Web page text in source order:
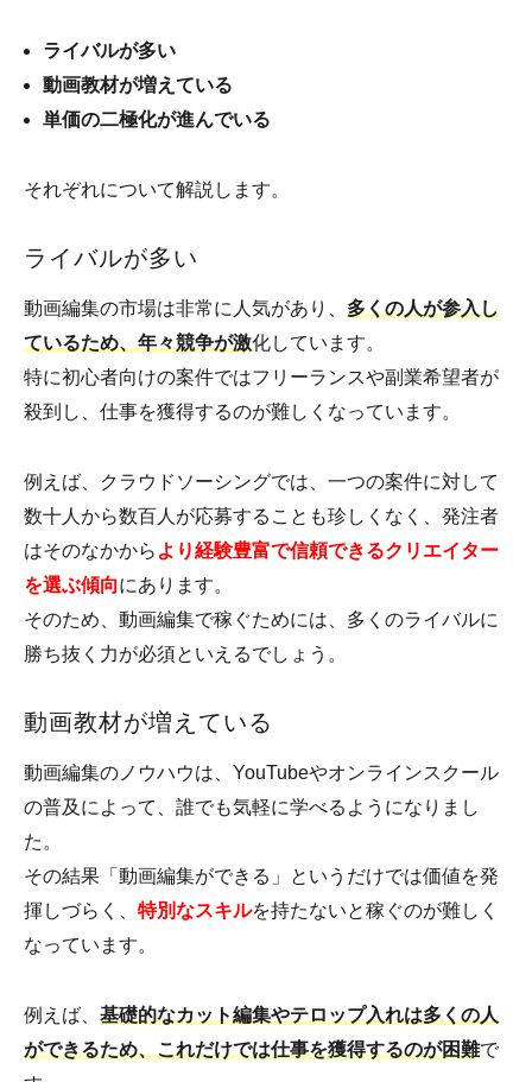
ライバルが多い
動画教材が増えている
単価の二極化が進んでいる
それぞれについて解説します。
ライバルが多い
動画編集の市場は非常に人気があり、 多くの人が参入し
ているため、年々競争が激化しています。
特に初心者向けの案件ではフリーランスや副業希望者が
殺到し、仕事を獲得するのが難しくなっています。
例えば、クラウドソーシングでは、一つの案件に対して
数十人から数百人が応募することも珍しくなく、発注者
はそのなかから より経験豊富で信頼できるクリエイター
を選ぶ傾向にあります。
そのため、動画編集で稼ぐためには、多くのライバルに
勝ち抜く力が必須といえるでしょう。
動画教材が増えている
動画編集のノウハウは、YouTubeやオンラインスクール
の普及によって、誰でも気軽に学べるようになりまし
た。
その結果「動画編集ができる」というだけでは価値を発
揮しづらく、 特別なスキルを持たないと稼ぐのが難しく
なっています。
例えば、 基礎的なカット編集やテロップ入れは多くの人
ができるため、これだけでは仕事を獲得するのが困難で